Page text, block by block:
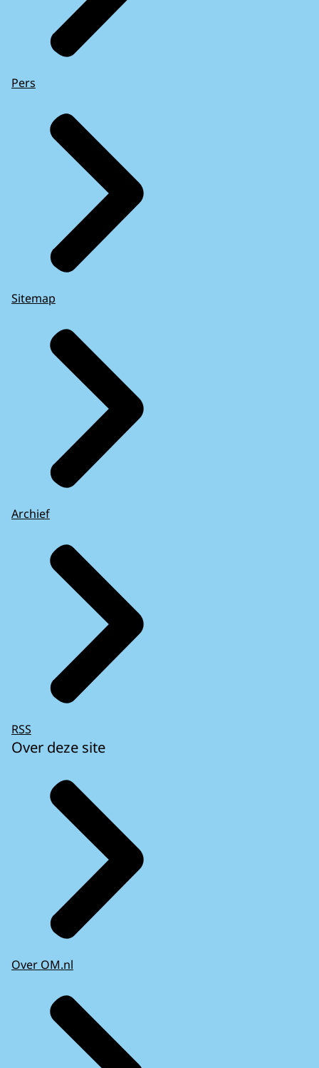
Pers
Sitemap
Archief
RSS
Over deze site
Over OM.nl